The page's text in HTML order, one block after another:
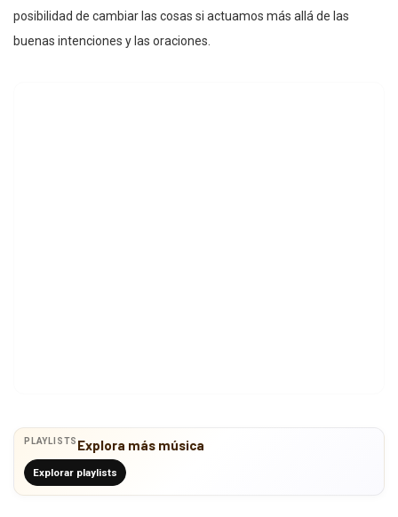
posibilidad de cambiar las cosas si actuamos más allá de las
buenas intenciones y las oraciones.
PLAYLISTS Explora más música
Explorar playlists